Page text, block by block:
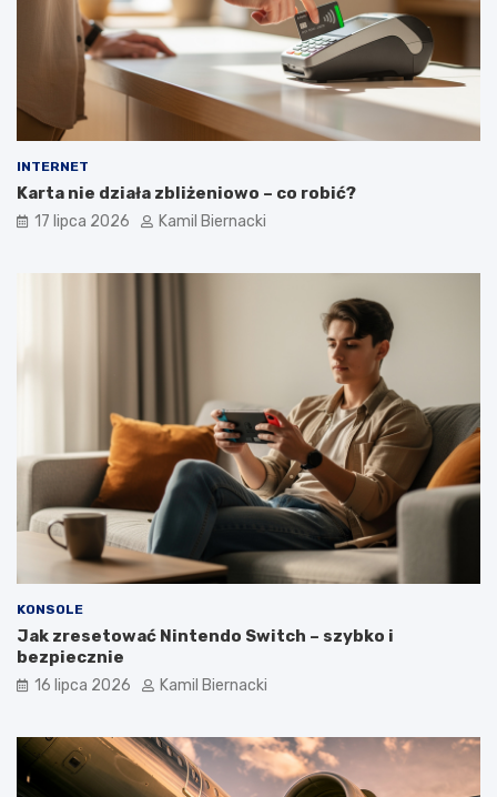
INTERNET
Karta nie działa zbliżeniowo – co robić?
17 lipca 2026 Kamil Biernacki
KONSOLE
Jak zresetować Nintendo Switch – szybko i
bezpiecznie
16 lipca 2026 Kamil Biernacki